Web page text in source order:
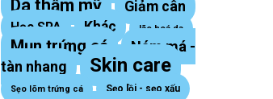
Da thẩm mỹ Giảm cân
Học SPA Khác lão hoá da
Mụn trứng cá
Nám má -
tàn nhang
Skin care
Sẹo lõm trứng cá Sẹo lồi - sẹo xấu